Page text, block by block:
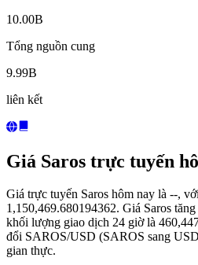
10.00B
Tổng nguồn cung
9.99B
liên kết
Giá Saros trực tuyến
Giá trực tuyến Saros hôm nay là --,
1,150,469.680194362. Giá Saros
khối lượng giao dịch 24 giờ là
đổi SAROS/USD (SAROS sang
gian thực.